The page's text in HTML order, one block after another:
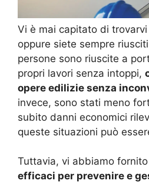
Vi è mai capitato di
oppure siete sempre
persone sono riuscite a
propri lavori senza intoppi,
opere edilizie senza
invece, sono stati meno
subito danni economici
queste situazioni può
Tuttavia, vi abbiamo fornito
efficaci per prevenire e